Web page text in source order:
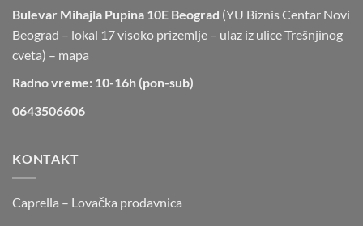
Bulevar Mihajla Pupina 10E Beograd (YU Biznis Centar Novi
Beograd – lokal 17 visoko prizemlje – ulaz iz ulice Trešnjinog
cveta) – mapa
Radno vreme: 10-16h (pon-sub)
0643506606
KONTAKT
Caprella – Lovačka prodavnica